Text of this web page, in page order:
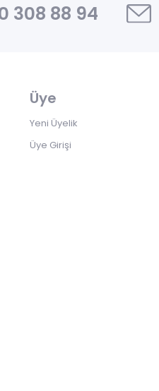
308 88 94
Üye
Yeni Üyelik
Üye Girişi